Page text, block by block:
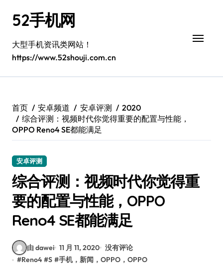
52手机网
大型手机资讯类网站！
https://www.52shouji.com.cn
首页 安卓频道 安卓评测
2020
综合评测：视频时代你觉得重要的配置与性能，
OPPO Reno4 SE都能满足
安卓评测
综合评测：视频时代你觉得重
要的配置与性能，OPPO
Reno4 SE都能满足
由 dawei 11 月 11, 2020 没有评论
#Reno4 #S #手机，新闻，OPPO，OPPO